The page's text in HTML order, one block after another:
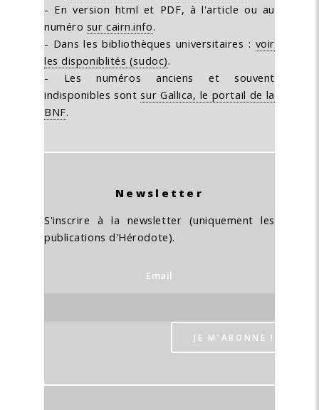
- En version html et PDF, à l'article ou au
numéro sur cairn.info.
- Dans les bibliothèques universitaires : voir
les disponiblités (sudoc).
- Les numéros anciens et souvent
indisponibles sontsur Gallica, le portail de la
BNF.
Newsletter
S'inscrire à la newsletter (uniquement les
publications d'Hérodote).
Email